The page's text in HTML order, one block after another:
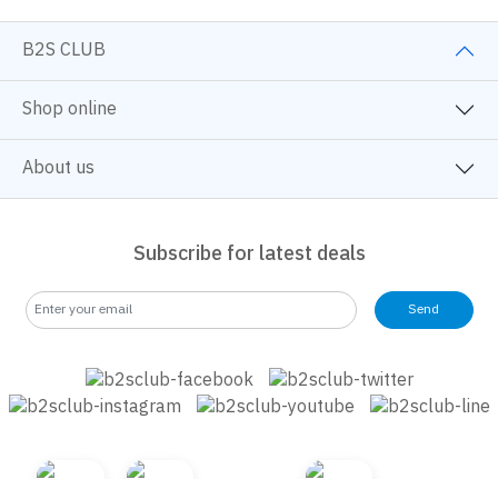
B2S CLUB
Shop online
About us
Subscribe for latest deals
Send